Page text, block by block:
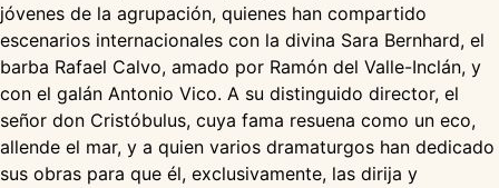
jóvenes de la agrupación, quienes han compartido
escenarios internacionales con la divina Sara Bernhard, el
barba Rafael Calvo, amado por Ramón del Valle-Inclán, y
con el galán Antonio Vico. A su distinguido director, el
señor don Cristóbulus, cuya fama resuena como un eco,
allende el mar, y a quien varios dramaturgos han dedicado
sus obras para que él, exclusivamente, las dirija y